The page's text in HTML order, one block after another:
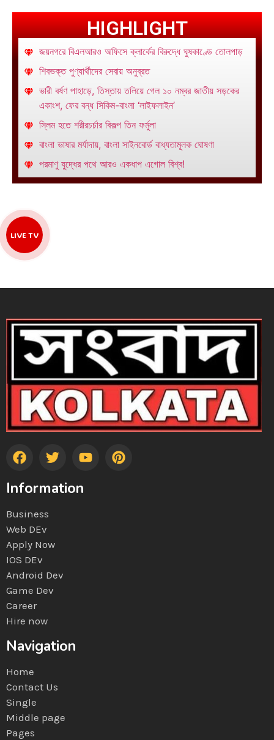
HIGHLIGHT
জয়নগরে বিএলআরও অফিসে ক্লার্কের বিরুদ্ধে ঘুষকাণ্ডে তোলপাড়
শিবভক্ত পুণ্যার্থীদের সেবায় অনুব্রত
ভারী বর্ষণ পাহাড়ে, তিস্তায় তলিয়ে গেল ১০ নম্বর জাতীয় সড়কের
একাংশ, ফের বন্ধ সিকিম-বাংলা ‘লাইফলাইন’
স্লিম হতে শরীরচর্চার বিকল্প তিন ফর্মুলা
বাংলা ভাষার মর্যাদায়, বাংলা সাইনবোর্ড বাধ্যতামূলক ঘোষণা
পরমাণু যুদ্ধের পথে আরও একধাপ এগোল বিশ্ব!
LIVE TV
Information
Business
Web DEv
Apply Now
IOS DEv
Android Dev
Game Dev
Career
Hire now
Navigation
Home
Contact Us
Single
Middle page
Pages